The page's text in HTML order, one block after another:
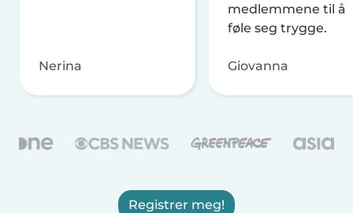
Nerina
medlemmene til å
føle seg trygge.
Giovanna
Registrer meg!